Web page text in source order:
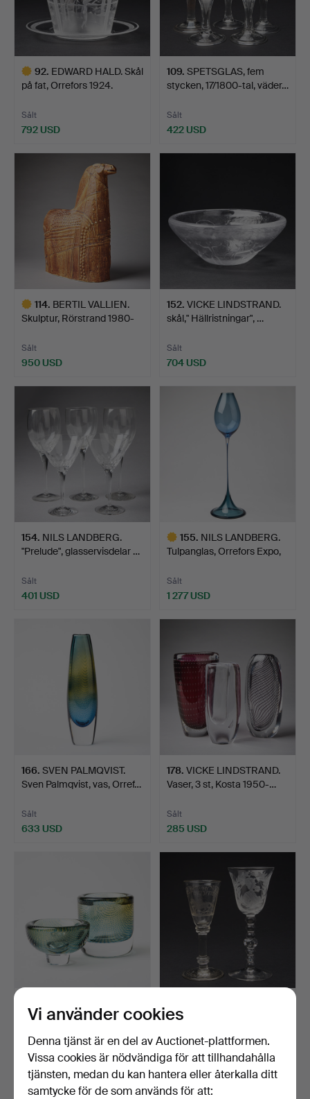
92. EDWARD HALD. Skål
på fat, Orrefors 1924.
Sålt
792 USD
109. SPETSGLAS, fem
stycken, 17/1800-tal, väder…
Sålt
422 USD
114. BERTIL VALLIEN.
Skulptur, Rörstrand 1980-
Sålt
950 USD
152. VICKE LINDSTRAND.
skål," Hällristningar", …
Sålt
704 USD
154. NILS LANDBERG.
"Prelude", glasservisdelar …
Sålt
401 USD
155. NILS LANDBERG.
Tulpanglas, Orrefors Expo,
Sålt
1 277 USD
166. SVEN PALMQVIST.
Sven Palmqvist, vas, Orref…
Sålt
633 USD
178. VICKE LINDSTRAND.
Vaser, 3 st, Kosta 1950-…
Sålt
285 USD
Sven Palmqvist, vas & skål…
Sålt
496 USD
England omkring 1900…
Återropat
-
Vi använder cookies
Denna tjänst är en del av Auctionet-plattformen.
Vissa cookies är nödvändiga för att tillhandahålla
tjänsten, medan du kan hantera eller återkalla ditt
samtycke för de som används för att: